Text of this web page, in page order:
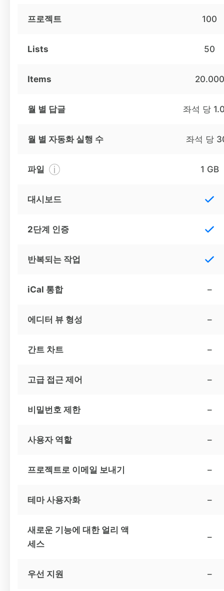
프로젝트 100
Lists 50
Items 20.000
월 별 답글 좌석 당
월 별 자동화 실행 수 좌석 당
파일 1 GB
대시보드
2단계 인증
반복되는 작업
iCal 통합 –
에디터 뷰 형성 –
간트 차트 –
고급 접근 제어 –
비밀번호 제한 –
사용자 역할 –
프로젝트로 이메일 보내기 –
테마 사용자화 –
새로운 기능에 대한 얼리 액
세스
–
우선 지원 –